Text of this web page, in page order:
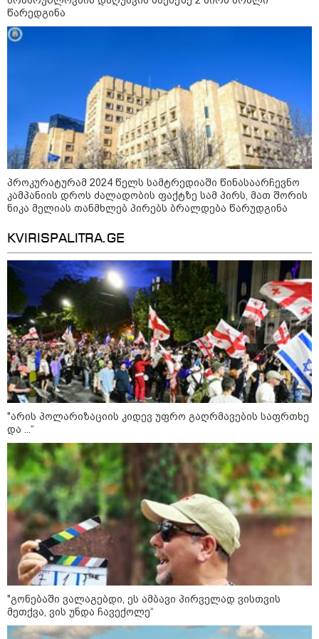
დაკავშირებით ირაკლი
ოქროს ფასი ბოლო 2 თვის
მაქსიმუმზეა - რა დგას ძვირფასი
ლითონის მკვეთრი გაძვირების
უკან?
დოლარით გაძვირდა - რა ღირს
გრამი საქართველოში?
„ტურისტების შემცირების მთავარი
მიზეზი ალბათ, ის პრორუსული,
პროჩინური, პროირანული
პოლიტიკაა, რომელსაც ქვეყანა
ატარებს“ - ცოტნე ჯაფარიძე
კონფლიქტები
წარედგინა
პროკურატურამ 2024 წელს სამტრედიაში წინასაარჩევნო
კამპანიის დროს ძალადობის ფაქტზე სამ პირს, მათ შორის
ნიკა მელიას თანმხლებ პირებს ბრალდება წარუდგინა
KVIRISPALITRA.GE
"არის პოლარიზაციის კიდევ უფრო გაღრმავების საფრთხე
და ...“
"გონებაში ვალაგებდი, ეს ამბავი პირველად ვისთვის
მეთქვა, ვის უნდა ჩავექოლე“